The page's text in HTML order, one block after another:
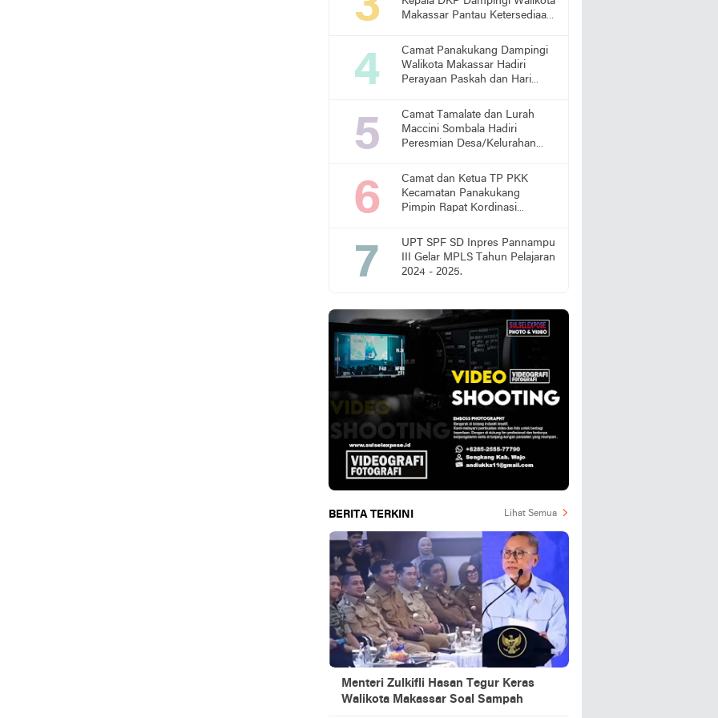
Makassar Pantau Ketersediaan
Camat Panakukang Dampingi
Walikota Makassar Hadiri
Perayaan Paskah dan Hari
Camat Tamalate dan Lurah
Maccini Sombala Hadiri
Peresmian Desa/Kelurahan
Camat dan Ketua TP PKK
Kecamatan Panakukang
Pimpin Rapat Kordinasi
Stunting
UPT SPF SD Inpres Pannampu
III Gelar MPLS Tahun Pelajaran
2024 - 2025.
BERITA TERKINI Lihat Semua
Menteri Zulkifli Hasan Tegur Keras
Walikota Makassar Soal Sampah